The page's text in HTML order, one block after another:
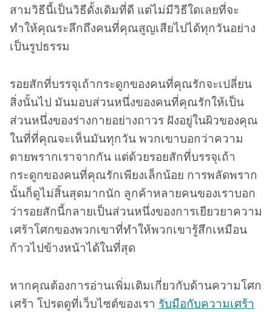
สามวิธีนี้เป็นวิธีดั้งเดิมที่ดี แต่ไม่มีวิธีใดเลยที่จะ
ทำให้คุณระลึกถึงคนที่คุณสูญเสียไปได้ทุกวันอย่าง
เป็นรูปธรรม
รอยสักที่บรรจุเถ้ากระดูกของคนที่คุณรักจะเปลี่ยน
สิ่งนั้นไป มันมอบส่วนหนึ่งของคนที่คุณรักให้เป็น
ส่วนหนึ่งของร่างกายอย่างถาวร ฝังอยู่ในผิวของคุณ
ในที่ที่คุณจะเห็นมันทุกวัน พวกเขาบอกว่าความ
ตายพรากเราจากกัน แต่ด้วยรอยสักที่บรรจุเถ้า
กระดูกของคนที่คุณรักเพียงเล็กน้อย การพลัดพราก
นั้นก็ดูไม่สิ้นสุดมากนัก ลูกค้าหลายคนของเราบอก
ว่ารอยสักนี้กลายเป็นส่วนหนึ่งของการเยียวยาความ
เศร้าโศกของพวกเขาที่ทำให้พวกเขารู้สึกเหมือน
ก้าวไปข้างหน้าได้ในที่สุด
หากคุณต้องการอ่านเพิ่มเติมเกี่ยวกับด้านความโศก
เศร้า โปรดดูที่เว็บไซต์ของเรา รับมือกับความเศร้า